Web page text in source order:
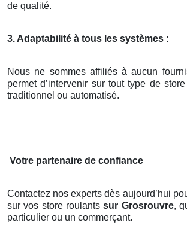
de qualité.
3. Adaptabilité à tous les systèmes :
Nous ne sommes affiliés à aucun
permet d’intervenir sur tout type de
traditionnel ou automatisé.
Votre partenaire de confiance
Contactez nos experts dès aujourd’hui
sur vos store roulantssur Grosrouvre,
particulier ou un commerçant.